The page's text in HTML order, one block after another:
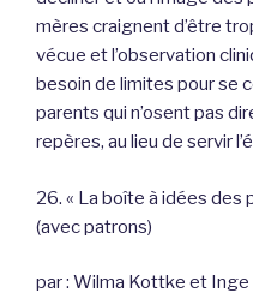
mères craignent d’être
vécue et l’observation
besoin de limites pour se
parents qui n’osent pas
repères, au lieu de servir
26. « La boîte à idées des
(avec patrons)
par : Wilma Kottke et